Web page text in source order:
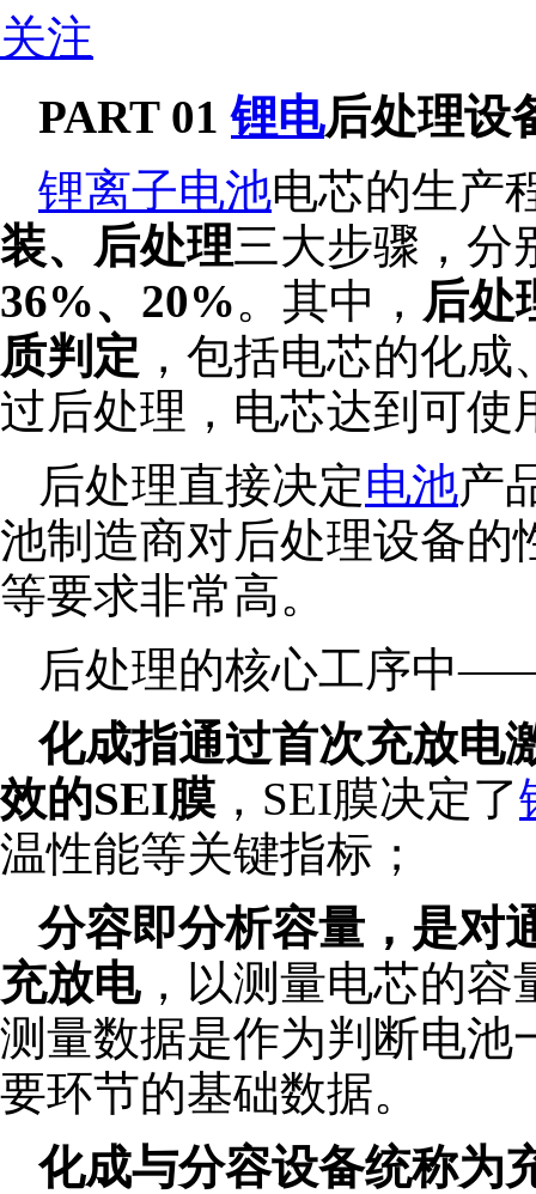
关注
PART 01锂电后处理设
锂离子电池电芯的生产
装、后处理三大步骤，分
36%、20%。其中， 后处
质判定 ，包括电芯的化
过后处理，电芯达到可使
后处理直接决定电池产
池制造商对后处理设备的
等要求非常高。
后处理的核心工序中
化成指通过首次充放电
效的SEI膜 ，SEI膜决定了
温性能等关键指标；
分容即分析容量，是对
充放电，以测量电芯的容
测量数据是作为判断电池
要环节的基础数据。
化成与分容设备统称为